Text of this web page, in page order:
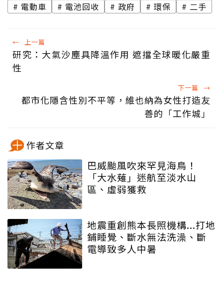
電動車 電池回收 政府 環保 二手
← 上一篇
研究：大氣沙塵具降溫作用 遮擋全球暖化嚴重
性
下一篇 →
都市化隱含性別不平等，維也納為女性打造友
善的「工作城」
作者文章
巴威颱風吹來罕見海鳥！
「大水薙」迷航至淡水山
區、虛弱獲救
地震重創熊本長照機構...打地
鋪睡覺、斷水無法洗澡、斷
電導致多人中暑